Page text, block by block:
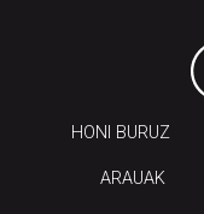
HONI BURUZ
ARAUAK